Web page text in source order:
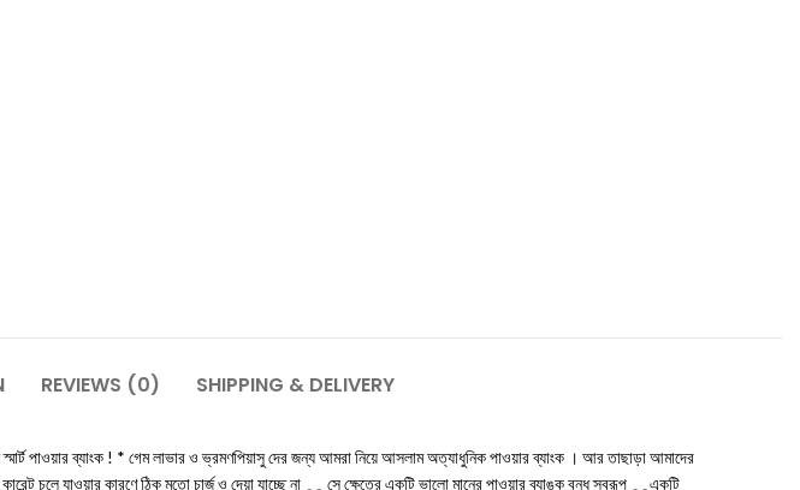
REVIEWS (0) SHIPPING & DELIVERY
পাওয়ার ব্যাংক ! * গেম লাভার ও ভ্রমণপিয়াসু দের জন্য আমরা নিয়ে আসলাম অত্যাধুনিক পাওয়ার ব্যাংক । আর তাছাড়া আমাদের